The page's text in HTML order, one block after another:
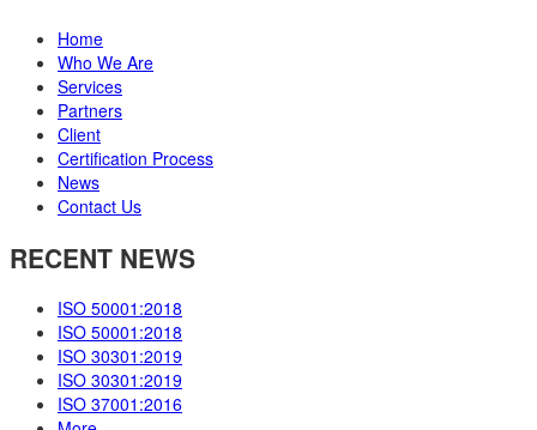
Home
Who We Are
Services
Partners
Client
Certification Process
News
Contact Us
RECENT NEWS
ISO 50001:2018
ISO 50001:2018
ISO 30301:2019
ISO 30301:2019
ISO 37001:2016